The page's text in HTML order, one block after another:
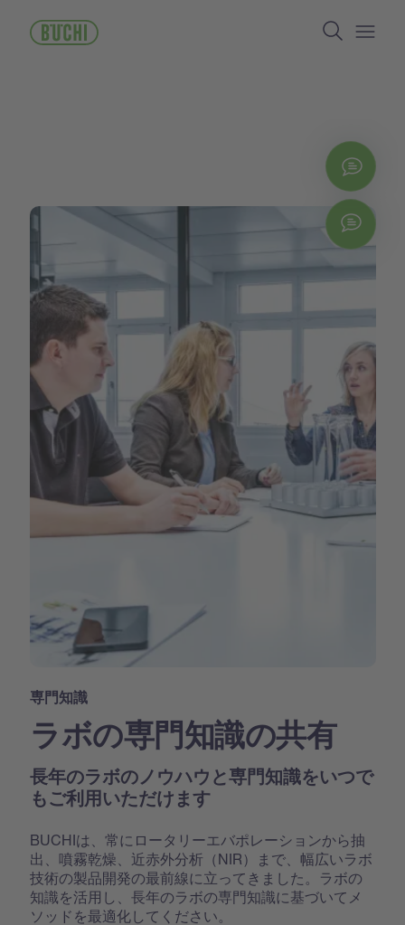
Search
専門知識
ラボの専門知識の共有
長年のラボのノウハウと専門知識をいつで
もご利用いただけます
BUCHIは、常にロータリーエバポレーションから抽
出、噴霧乾燥、近赤外分析（NIR）まで、幅広いラボ
技術の製品開発の最前線に立ってきました。ラボの
知識を活用し、長年のラボの専門知識に基づいてメ
ソッドを最適化してください。